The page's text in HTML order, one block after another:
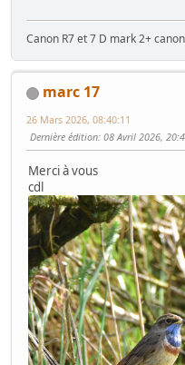
Canon R7 et 7 D mark 2+
marc 17
26 Mars 2026, 08:40:11
Dernière édition: 08 Avril 2026,
Merci à vous
cdl